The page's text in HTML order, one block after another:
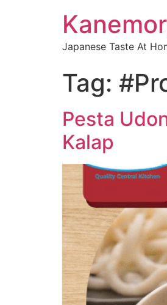
Japanese Taste At
Tag:
Pesta
Kalap